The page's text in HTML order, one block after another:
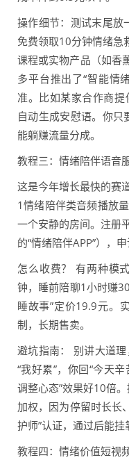
操作细节：测试末尾放
免费领取10分钟情绪急
课程或实物产品（如香
多平台推出了“智能情
准。比如某家合作商提
自动生成安慰语。你
能躺赚流量分成。
教程三：情绪陪伴语
这是今年增长最快的赛
1情绪陪伴类音频播放
一个安静的房间。注册
的“情绪陪伴APP”），
怎么收费？ 有两种模
钟，睡前陪聊1小时赚
睡故事”定价19.9元。
制，长期售卖。
避坑指南： 别讲大道
“我好累”，你回“今天
调整心态”效果好10倍
加权，因为停留时长长
护师”认证，通过后能挂
教程四：情绪价值短视